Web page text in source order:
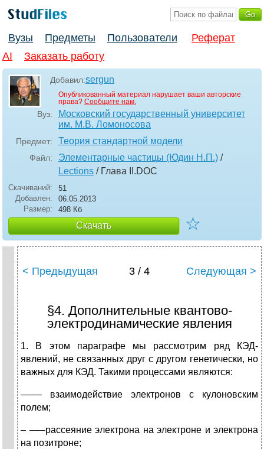
Вузы Предметы Пользователи
Реферат
AI
Заказать работу
Добавил:sergun
Опубликованный материал нарушает ваши авторские
права? Сообщите нам.
Вуз:
Московский государственный университет
им. М.В. Ломоносова
Предмет: Теория стандартной модели
Файл: Элементарные частицы (Юдин Н.П.) /
Lections / Глава II .DOC
Скачиваний:
51
Добавлен:
06.05.2013
Размер:
498 Кб
Скачать ☆
< Предыдущая 3 / 4 Следующая >
§4. Дополнительные квантово-
электродинамические явления
1. В этом параграфе мы рассмотрим ряд КЭД-
явлений, не связанных друг с другом генетически, но
важных для КЭД. Такими процессами являются:
–––– взаимодействие электронов с кулоновским
полем;
– –––рассеяние электрона на электроне и электрона
на позитроне;